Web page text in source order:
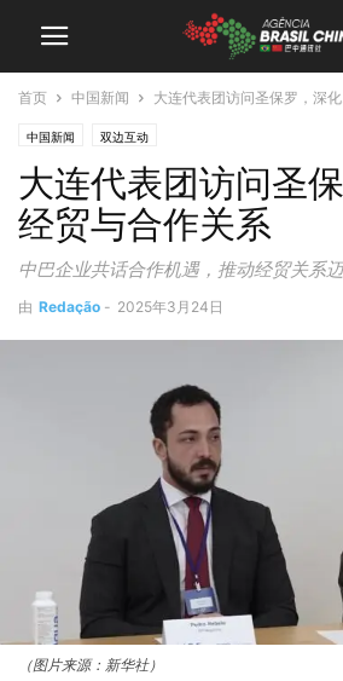
首页 中国新闻 大连代表团访问圣保罗，深
中国新闻 双边互动
大连代表团访问圣
经贸与合作关系
中巴企业共话合作机遇，推动经贸关系
由 Redação - 2025年3月24日
（图片来源：新华社）